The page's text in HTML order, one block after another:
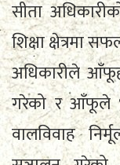
सीता
शिक्षा क्षेत्रमा
अधिकारीले
गरेको र आँफूले
वालविवाह